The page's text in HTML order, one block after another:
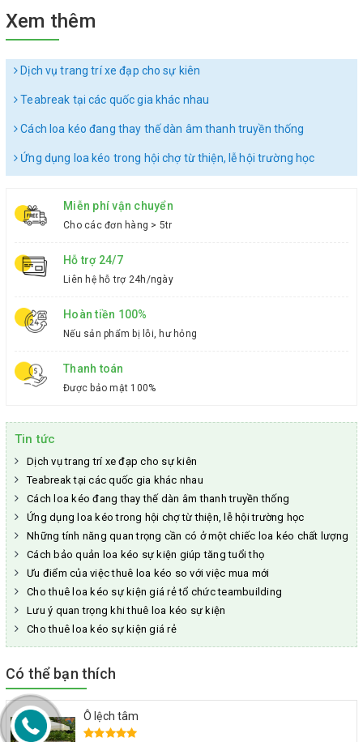
Xem thêm
Dịch vụ trang trí xe đạp cho sự kiên
Teabreak tại các quốc gia khác nhau
Cách loa kéo đang thay thế dàn âm thanh truyền thống
Ứng dụng loa kéo trong hội chợ từ thiện, lễ hội trường học
Miễn phí vận chuyển
Cho các đơn hàng > 5tr
Hỗ trợ 24/7
Liên hệ hỗ trợ 24h/ngày
Hoàn tiền 100%
Nếu sản phẩm bị lỗi, hư hỏng
Thanh toán
Được bảo mật 100%
Tin tức
Dịch vụ trang trí xe đạp cho sự kiên
Teabreak tại các quốc gia khác nhau
Cách loa kéo đang thay thế dàn âm thanh truyền thống
Ứng dụng loa kéo trong hội chợ từ thiện, lễ hội trường học
Những tính năng quan trọng cần có ở một chiếc loa kéo chất lượng
Cách bảo quản loa kéo sự kiện giúp tăng tuổi thọ
Ưu điểm của việc thuê loa kéo so với việc mua mới
Cho thuê loa kéo sự kiện giá rẻ tổ chức teambuilding
Lưu ý quan trọng khi thuê loa kéo sự kiện
Cho thuê loa kéo sự kiện giá rẻ
Có thể bạn thích
Ô lệch tâm